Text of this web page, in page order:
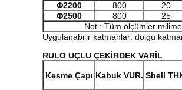
Φ2200 800 20
Φ2500 800 25
Not : Tüm ölçümler
Uygulanabilir katmanlar: dolgu
RULO UÇLU ÇEKİRDEK VARİL
Kesme Çapı Kabuk VUR. Shell